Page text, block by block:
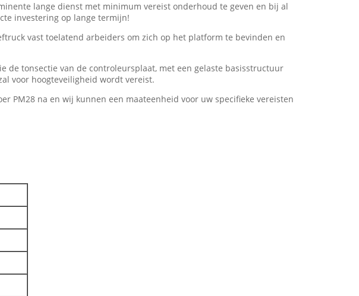
lange dienst met minimum vereist onderhoud te geven en bij al
investering op lange termijn!
vast toelatend arbeiders om zich op het platform te bevinden en
de tonsectie van de controleursplaat, met een gelaste basisstructuur
voor hoogteveiligheid wordt vereist.
PM28 na en wij kunnen een maateenheid voor uw specifieke vereisten